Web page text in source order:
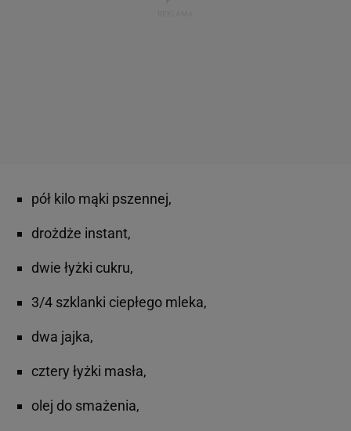
pół kilo mąki pszennej,
drożdże instant,
dwie łyżki cukru,
3/4 szklanki ciepłego mleka,
dwa jajka,
cztery łyżki masła,
olej do smażenia,